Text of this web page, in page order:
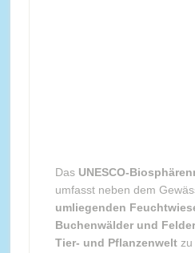
Das UNESCO-
umfasst neben dem
umliegenden
Buchenwälder und Felder
Tier- und Pflanzenweltzu